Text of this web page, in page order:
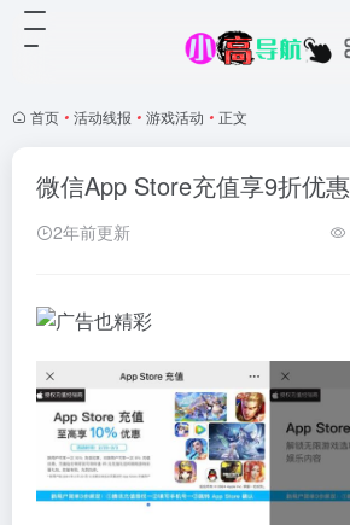
首页 • 活动线报 • 游戏活动 • 正文
微信App Store充值享9折优惠
2年前更新